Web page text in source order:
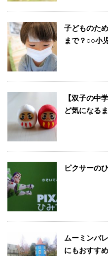
子どものた
まで？○○小
【双子の中
ど気になる
ピクサーの
ムーミンバ
にもおすす